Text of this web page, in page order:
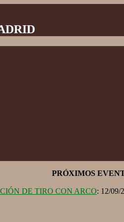
PRÓXIMOS
DE TIRO CON ARCO: 12/09/